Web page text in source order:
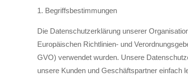
1. Begriffsbestimmungen
Die Datenschutzerklärung unserer
Europäischen Richtlinien- und
GVO) verwendet wurden. Unsere
unsere Kunden und Geschäftspartner einfach